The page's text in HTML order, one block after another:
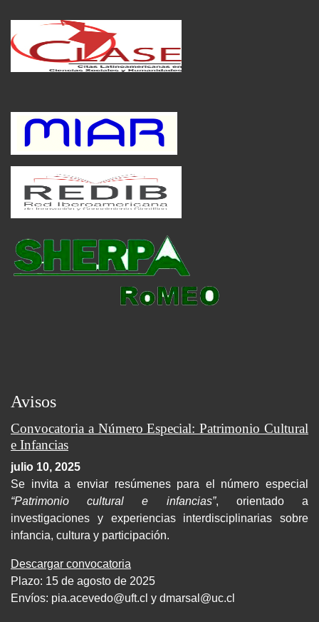
Avisos
Convocatoria a Número Especial: Patrimonio Cultural
e Infancias
julio 10, 2025
Se invita a enviar resúmenes para el número especial
“Patrimonio cultural e infancias”, orientado a
investigaciones y experiencias interdisciplinarias sobre
infancia, cultura y participación.
Descargar convocatoria
Plazo: 15 de agosto de 2025
Envíos: pia.acevedo@uft.cl y dmarsal@uc.cl